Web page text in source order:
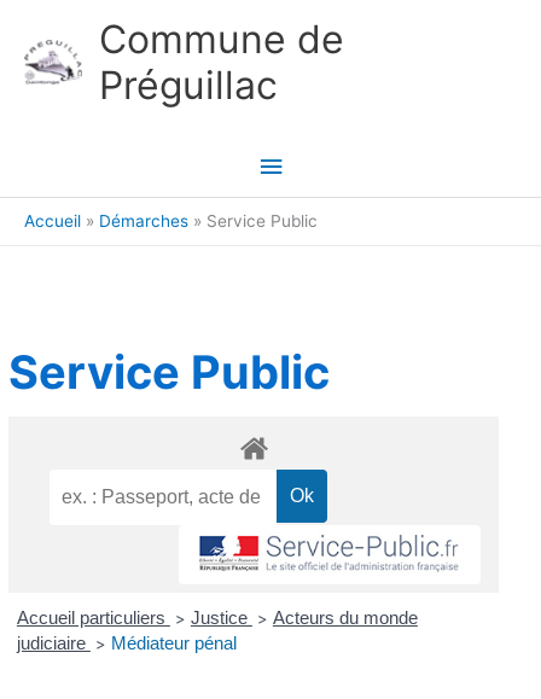
Commune de
Préguillac
Menu
principal
Accueil Démarches Service Public
Service Public
Accueil particuliers > Justice > Acteurs du monde
judiciaire > Médiateur pénal